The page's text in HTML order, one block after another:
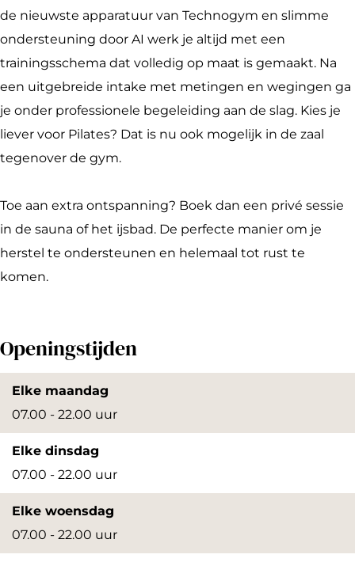
t
s
c
h
o
o
l
p
o
r
t
s
c
h
o
l
de nieuwste apparatuur van Technogym en slimme
ondersteuning door AI werk je altijd met een
trainingsschema dat volledig op maat is gemaakt. Na
een uitgebreide intake met metingen en wegingen ga
je onder professionele begeleiding aan de slag. Kies je
liever voor Pilates? Dat is nu ook mogelijk in de zaal
tegenover de gym.
Toe aan extra ontspanning? Boek dan een privé sessie
in de sauna of het ijsbad. De perfecte manier om je
herstel te ondersteunen en helemaal tot rust te
komen.
Openingstijden
Elke maandag
07.00 - 22.00 uur
Elke dinsdag
07.00 - 22.00 uur
Elke woensdag
07.00 - 22.00 uur